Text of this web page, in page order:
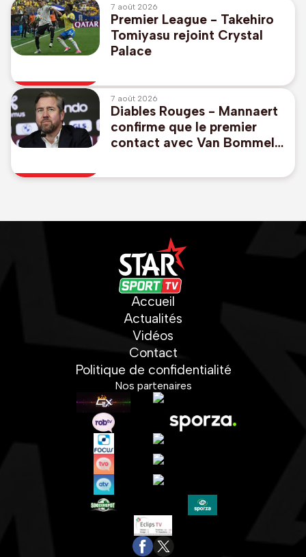
7 août 2026
Premier League - Takehiro
Tomiyasu rejoint Crystal
Palace
7 août 2026
Diables Rouges - Mannaert
confirme que le premier
contact avec Van Bommel
Accueil
Actualités
Vidéos
Contact
Politique de confidentialité
Nos partenaires